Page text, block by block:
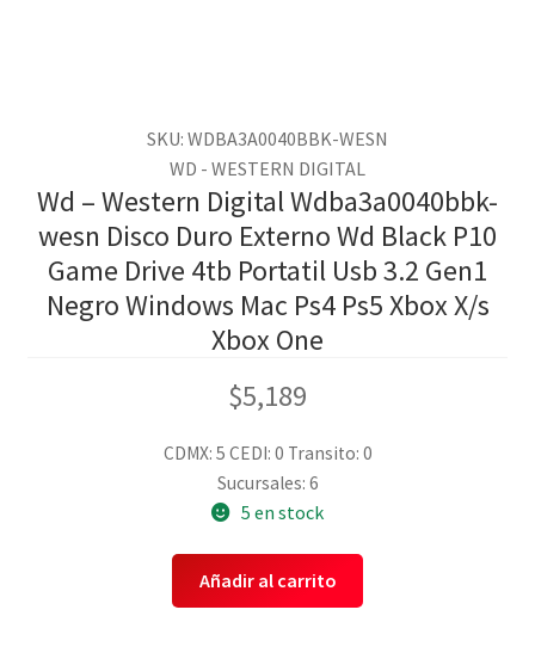
SKU: WDBA3A0040BBK-WESN
WD - WESTERN DIGITAL
Wd – Western Digital Wdba3a0040bbk-
wesn Disco Duro Externo Wd Black P10
Game Drive 4tb Portatil Usb 3.2 Gen1
Negro Windows Mac Ps4 Ps5 Xbox X/s
Xbox One
$5,189
CDMX: 5 CEDI: 0 Transito: 0
Sucursales: 6
5 en stock
Añadir al carrito